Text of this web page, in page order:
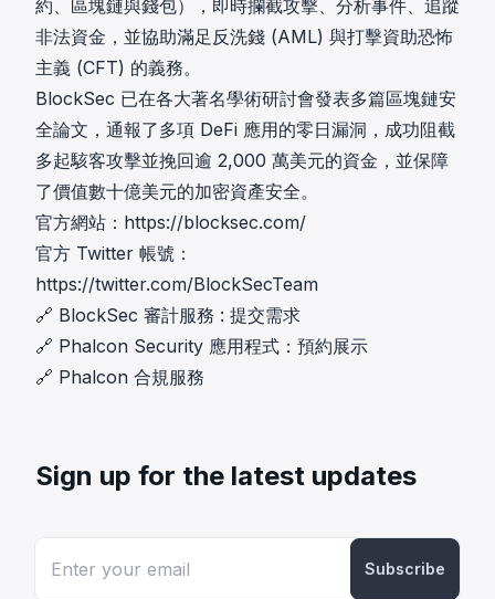
約、區塊鏈與錢包），即時攔截攻擊、分析事件、追蹤
非法資金，並協助滿足反洗錢 (AML) 與打擊資助恐怖
主義 (CFT) 的義務。
BlockSec 已在各大著名學術研討會發表多篇區塊鏈安
全論文，通報了多項 DeFi 應用的零日漏洞，成功阻截
多起駭客攻擊並挽回逾 2,000 萬美元的資金，並保障
了價值數十億美元的加密資產安全。
官方網站： https://blocksec.com/
官方 Twitter 帳號：
https://twitter.com/BlockSecTeam
🔗 BlockSec 審計服務 : 提交需求
🔗 Phalcon Security 應用程式 ： 預約展示
🔗 Phalcon 合規服務
Sign up for the latest updates
Subscribe